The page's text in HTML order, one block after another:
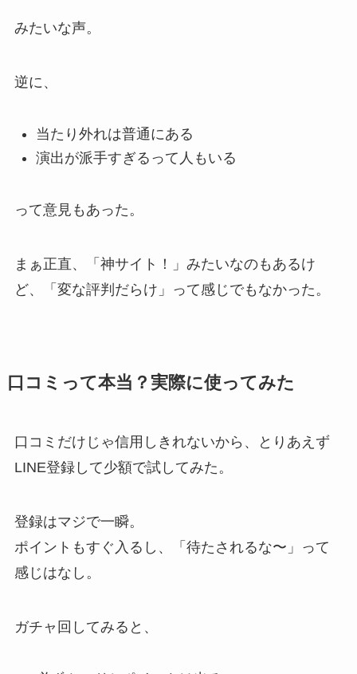
みたいな声。
逆に、
当たり外れは普通にある
演出が派手すぎるって人もいる
って意見もあった。
まぁ正直、「神サイト！」みたいなのもあるけ
ど、「変な評判だらけ」って感じでもなかった。
口コミって本当？実際に使ってみた
口コミだけじゃ信用しきれないから、とりあえず
LINE登録して少額で試してみた。
登録はマジで一瞬。
ポイントもすぐ入るし、「待たされるな〜」って
感じはなし。
ガチャ回してみると、